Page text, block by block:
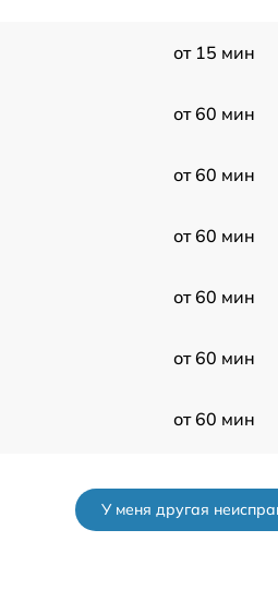
от 15 мин
от 60 мин
от 60 мин
от 60 мин
от 60 мин
от 60 мин
от 60 мин
У меня другая